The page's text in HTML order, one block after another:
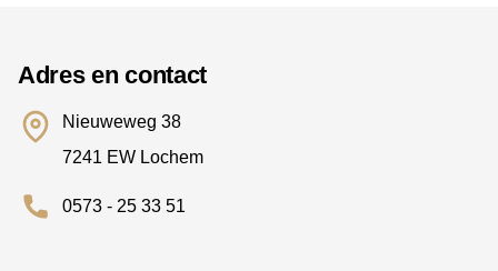
Adres en contact
Nieuweweg 38
7241 EW Lochem
0573 - 25 33 51